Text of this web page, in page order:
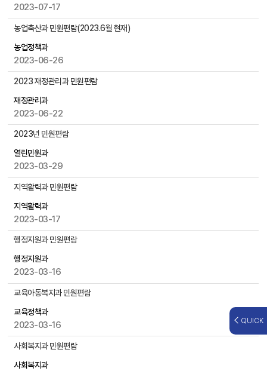
록
로
호
제
파
성
,
조
등
2023-07-17
농업축산과 민원편람(2023.6월 현재)
농업정책과
2023-06-26
2023 재정관리과 민원편람
재정관리과
2023-06-22
2023년 민원편람
열린민원과
2023-03-29
지역활력과 민원편람
지역활력과
2023-03-17
행정지원과 민원편람
행정지원과
2023-03-16
교육아동복지과 민원편람
교육정책과
2023-03-16
사회복지과 민원편람
사회복지과
QUICK